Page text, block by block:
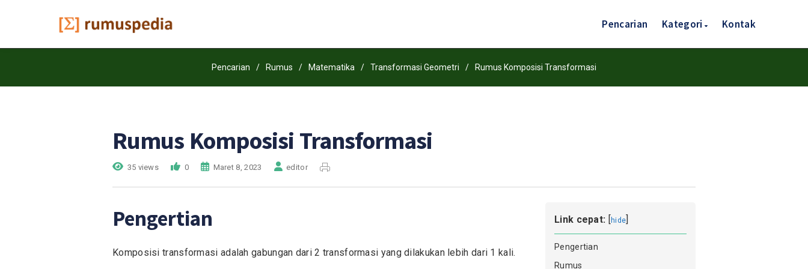
Pencarian Kategori Kontak
Pencarian / Rumus / Matematika / Transformasi Geometri / Rumus Komposisi Transformasi
Rumus Komposisi Transformasi
35 views 0 Maret 8, 2023 editor
Link cepat: [hide]
Pengertian
Rumus
Pengertian
Komposisi transformasi adalah gabungan dari 2 transformasi yang dilakukan lebih dari 1 kali.